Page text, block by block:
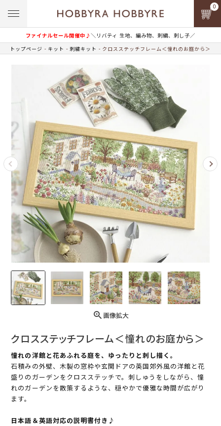
ファイナルセール開催中♪＼リバティ 生地、編み物、刺繍、刺し子／
0
トップページ キット 刺繍キット クロスステッチフレーム＜憧れのお庭から＞
画像拡大
クロスステッチフレーム＜憧れのお庭から＞
憧れの洋館と花あふれる庭を、ゆったりと刺し描く。
石積みの外壁、木製の窓枠や玄関ドアの英国郊外風の洋館と花
盛りのガーデンをクロスステッチで。刺しゅうをしながら、憧
れのガーデンを散策するような、穏やかで優雅な時間が広がり
ます。
日本語＆英語対応の説明書付き♪